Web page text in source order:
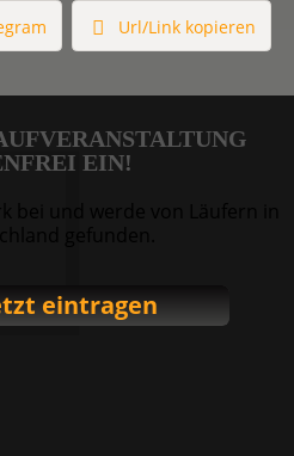
Url/Link kopieren
EIN!
eintragen